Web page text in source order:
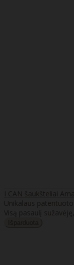
I CAN šaukšteliai
Unikalaus
Visą pasaulį